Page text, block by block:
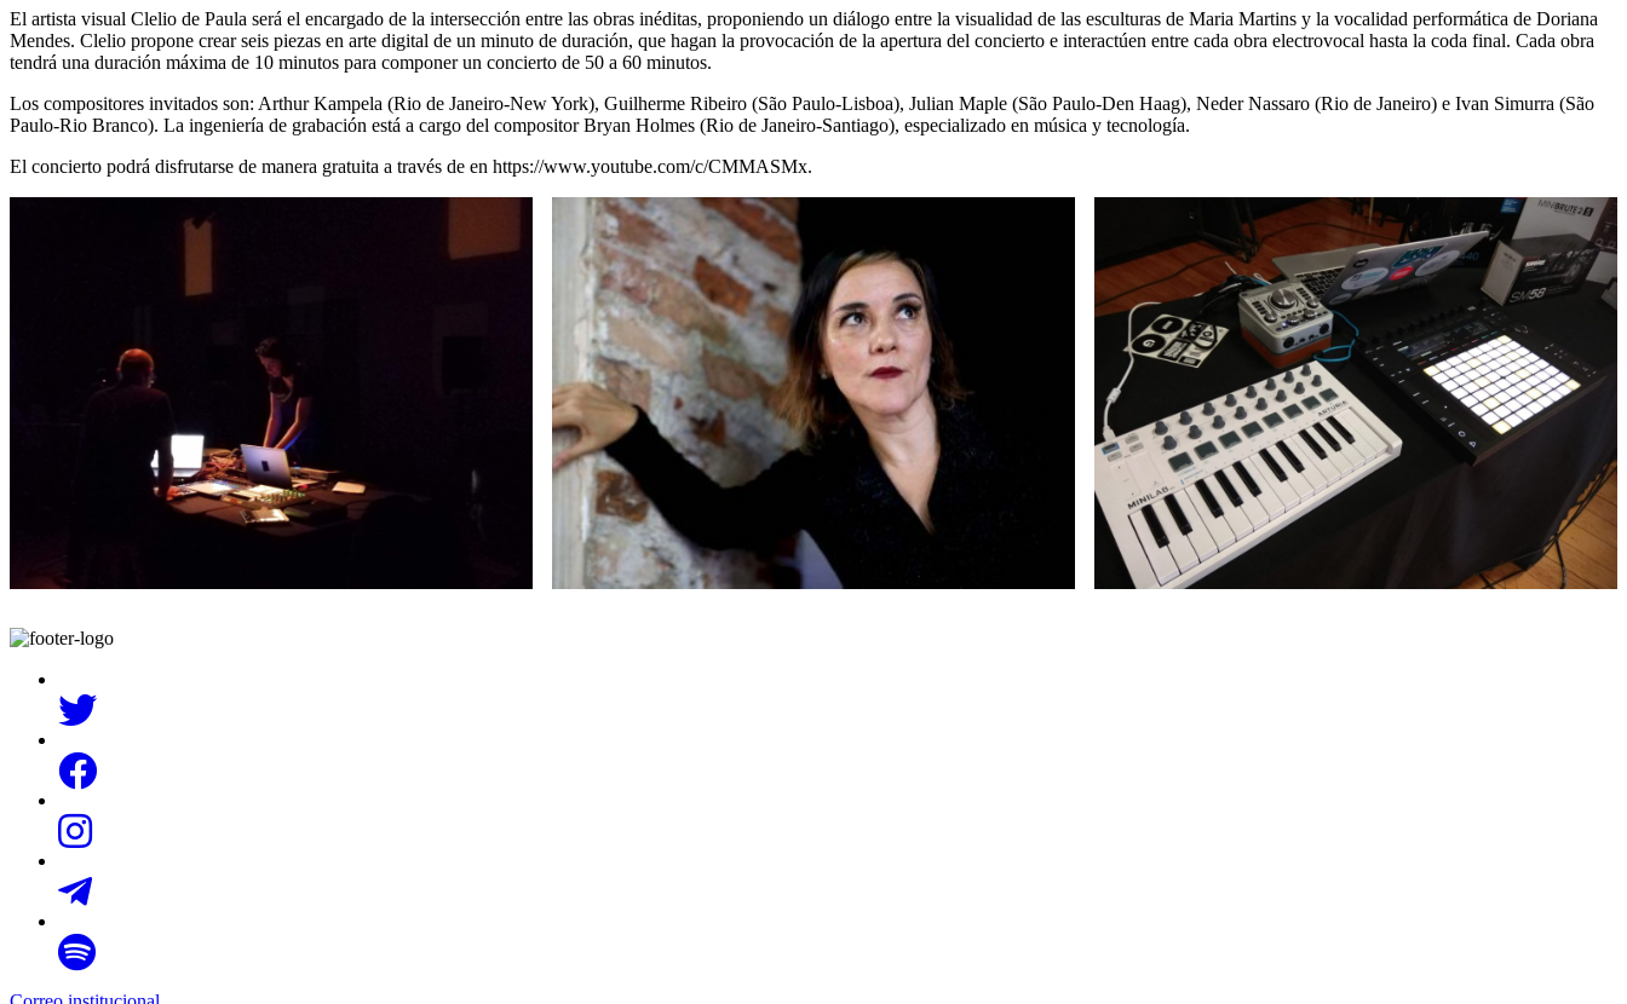
El artista visual Clelio de Paula será el encargado de la intersección entre las obras inéditas, proponiendo un diálogo entre la visualidad de las esculturas de Maria Martins y la vocalidad performática de Doriana
Mendes. Clelio propone crear seis piezas en arte digital de un minuto de duración, que hagan la provocación de la apertura del concierto e interactúen entre cada obra electrovocal hasta la coda final. Cada obra
tendrá una duración máxima de 10 minutos para componer un concierto de 50 a 60 minutos.
Los compositores invitados son: Arthur Kampela (Rio de Janeiro-New York), Guilherme Ribeiro (São Paulo-Lisboa), Julian Maple (São Paulo-Den Haag), Neder Nassaro (Rio de Janeiro) e Ivan Simurra (São
Paulo-Rio Branco). La ingeniería de grabación está a cargo del compositor Bryan Holmes (Rio de Janeiro-Santiago), especializado en música y tecnología.
El concierto podrá disfrutarse de manera gratuita a través de en https://www.youtube.com/c/CMMASMx.